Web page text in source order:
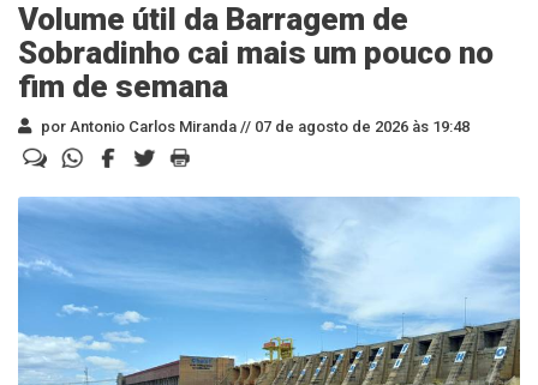
Volume útil da Barragem de
Sobradinho cai mais um pouco no
fim de semana
por Antonio Carlos Miranda // 07 de agosto de 2026 às 19:48